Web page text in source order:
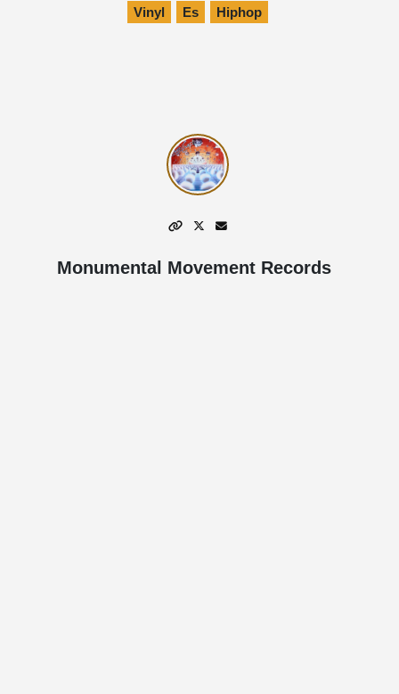
Vinyl Es Hiphop
Monumental Movement Records